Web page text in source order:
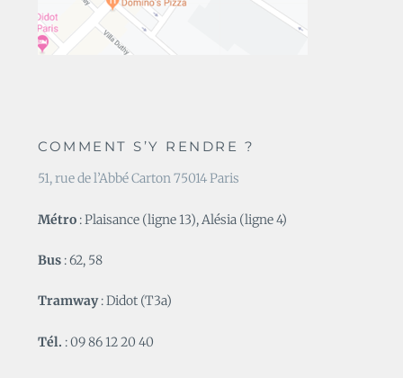
COMMENT S’Y RENDRE ?
51, rue de l’Abbé Carton 75014 Paris
Métro : Plaisance (ligne 13), Alésia (ligne 4)
Bus : 62, 58
Tramway: Didot (T3a)
Tél. : 09 86 12 20 40